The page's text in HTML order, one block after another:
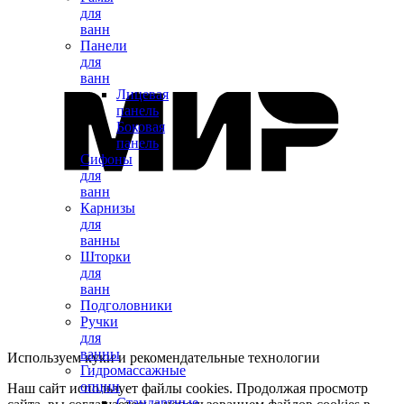
для
ванн
Панели
для
ванн
Лицевая
панель
Боковая
панель
Сифоны
для
ванн
Карнизы
для
ванны
Шторки
для
ванн
Подголовники
Ручки
для
ванны
Гидромассажные
опции
Используем куки и рекомендательные технологии
Наш сайт использует файлы cookies. Продолжая просмотр